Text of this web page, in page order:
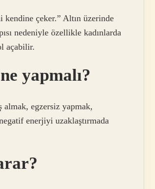
kendine çeker.” Altın üzerinde
nedeniyle özellikle kadınlarda
açabilir.
yapmalı?
egzersiz yapmak,
enerjiyi uzaklaştırmada